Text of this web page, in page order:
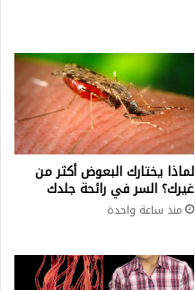
لماذا يختارك البعوض أكثر من
غيرك؟ السر في رائحة جلدك
منذ ساعة واحدة